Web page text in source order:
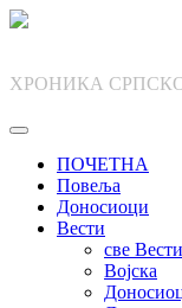
Skip
ХРОНИКА
ПОЧЕТНА
Повеља
Доносиоци
Вести
све Вести
Војска